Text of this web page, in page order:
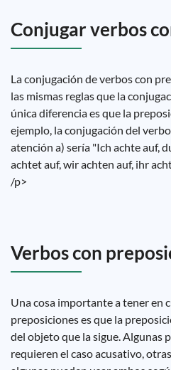
Conjugar verbos
La conjugación de verbos con
las mismas reglas que la
única diferencia es que la
ejemplo, la conjugación del
atención a) sería "Ich achte auf,
achtet auf, wir achten auf, ihr
/p>
Verbos con
Una cosa importante a tener en
preposiciones es que la
del objeto que la sigue. Algunas
requieren el caso acusativo,